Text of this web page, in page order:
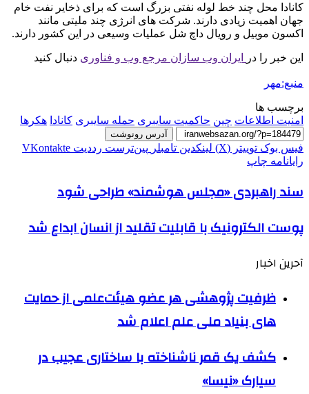
کانادا محل چند خط لوله نفتی بزرگ است که برای ذخایر نفت خام
جهان اهمیت زیادی دارند. شرکت های انرژی چند ملیتی مانند
اکسون موبیل و رویال داچ شل عملیات وسیعی در این کشور دارند.
این خبر را در ایران وب سازان مرجع وب و فناوری دنبال کنید
منبع:مهر
برچسب ها
امنیت اطلاعات چین حاکمیت سایبری حمله سایبری کانادا هکرها
آدرس رونوشت
فیس بوک توییتر (X) لینکدین ‫تامبلر ‫پین‌ترست ‫رددیت ‫VKontakte
رایانامه چاپ
سند راهبردی «مجلس هوشمند» طراحی شود
پوست الکترونیک با قابلیت تقلید از انسان ابداع شد
آحرین اخبار
ظرفیت پژوهشی هر عضو هیئت‌علمی از حمایت
های بنیاد ملی علم اعلام شد
کشف یک قمر ناشناخته با ساختاری عجیب در
سیارک «نیسا»